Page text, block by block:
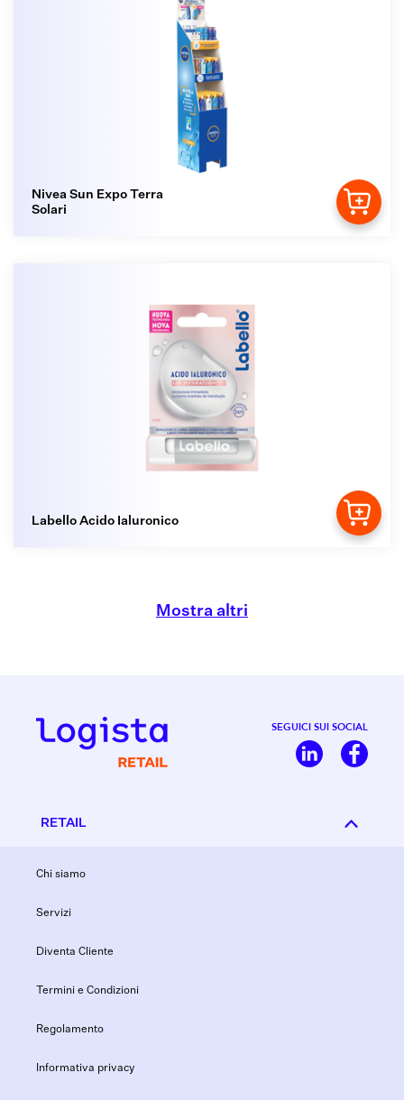
Nivea Sun Expo Terra
Solari
Labello Acido Ialuronico
Mostra altri
SEGUICI SUI SOCIAL
RETAIL
Chi siamo
Servizi
Diventa Cliente
Termini e Condizioni
Regolamento
Informativa privacy